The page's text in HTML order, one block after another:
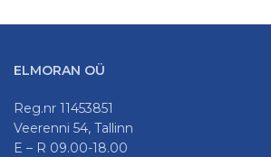
ELMORAN OÜ
Reg.nr 11453851
Veerenni 54, Tallinn
E – R 09.00-18.00